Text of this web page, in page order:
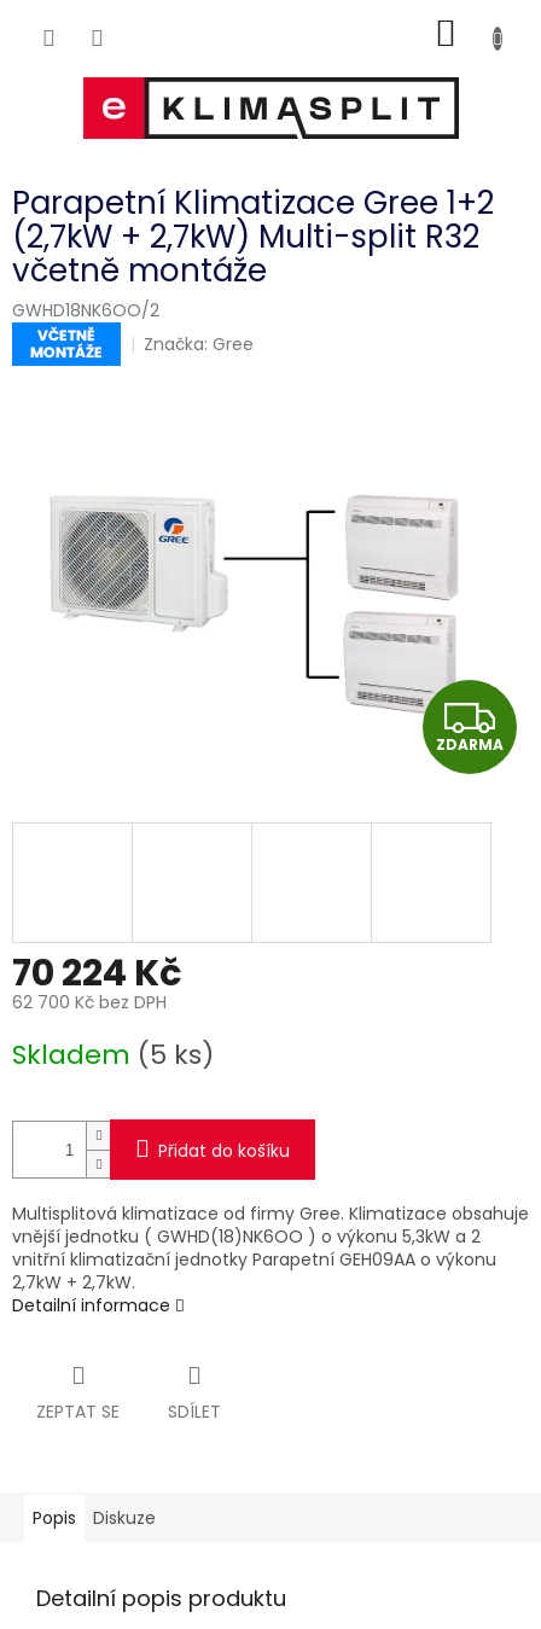
KOŠÍK
Parapetní Klimatizace Gree 1+2
(2,7kW + 2,7kW) Multi-split R32
včetně montáže
GWHD18NK6OO/2
Značka:Gree
Z
D
ZDARMA
70 224 Kč
62 700 Kč bez DPH
cena:
Skladem (5 ks)
Přidat do košíku
Multisplitová klimatizace od firmy Gree. Klimatizace obsahuje
vnější jednotku ( GWHD(18)NK6OO ) o výkonu 5,3kW a 2
vnitřní klimatizační jednotky Parapetní GEH09AA o výkonu
2,7kW + 2,7kW.
Detailní informace
ZEPTAT SE SDÍLET
Popis Diskuze
Detailní popis produktu